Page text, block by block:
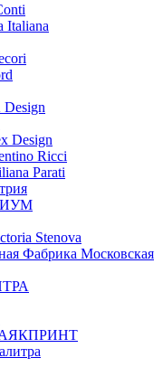
Italiana
Design
Ricci
Parati
Stenova
Московская